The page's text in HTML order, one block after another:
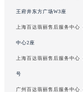
王府井东方广场W3座
上海百达翡丽售后服务中心
中心2座
上海百达翡丽售后服务中心
号
广州百达翡丽售后服务中心